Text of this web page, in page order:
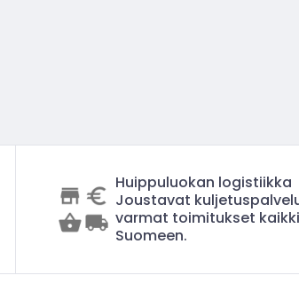
Huippuluokan logistiikka
Joustavat
varmat toimitukset
Suomeen.